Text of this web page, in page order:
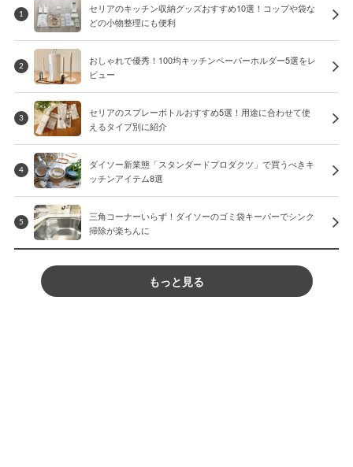
1
セリアのキッチン収納グッズおすすめ10選！コップや袋な
どの小物整理にも便利
2
おしゃれで優秀！100均キッチンペーパーホルダー5選をレ
ビュー
3
セリアのスプレーボトルおすすめ5選！用途に合わせて使
えるタイプ別に紹介
4
ダイソー新業態「スタンダードプロダクツ」で買うべきキ
ッチンアイテム8選
5
三角コーナーいらず！ダイソーのゴミ袋キーパーでシンク
掃除が楽ちんに
もっと見る